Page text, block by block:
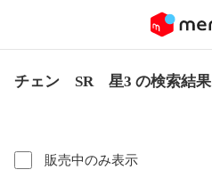
チェン SR 星3 の検索結果
販売中のみ表示